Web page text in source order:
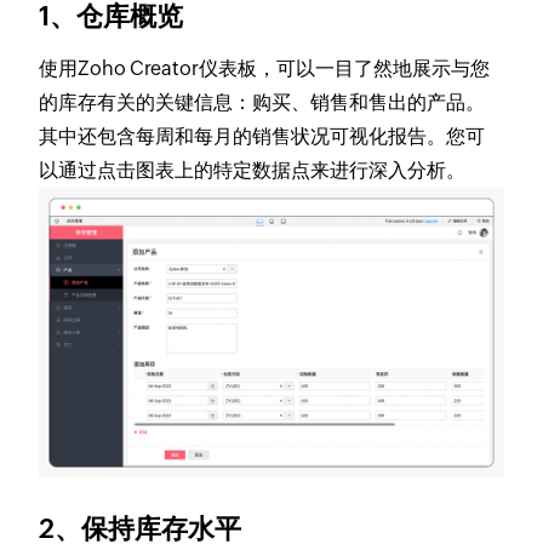
1、仓库概览
使用Zoho Creator仪表板，可以一目了然地展示与您
的库存有关的关键信息：购买、销售和售出的产品。
其中还包含每周和每月的销售状况可视化报告。您可
以通过点击图表上的特定数据点来进行深入分析。
2、保持库存水平